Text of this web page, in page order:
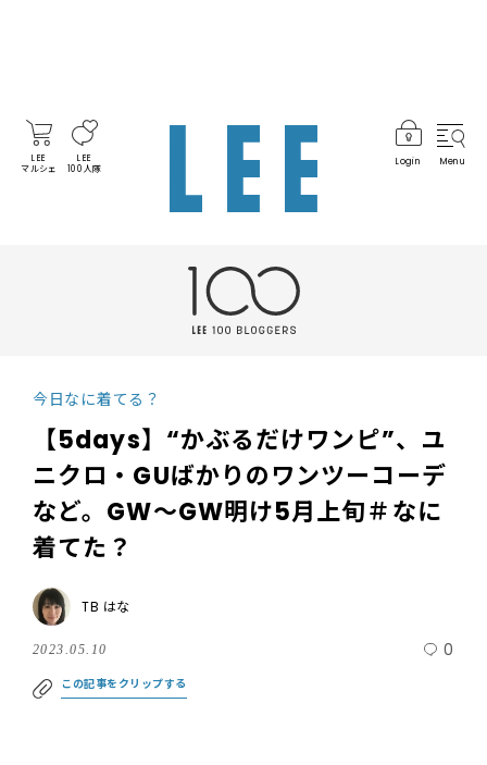
LEE
マルシェ
LEE
100人隊
Login Menu
今日なに着てる？
【5days】“かぶるだけワンピ”、ユ
ニクロ・GUばかりのワンツーコーデ
など。GW～GW明け5月上旬＃なに
着てた？
TB はな
2023.05.10 0
この記事をクリップする